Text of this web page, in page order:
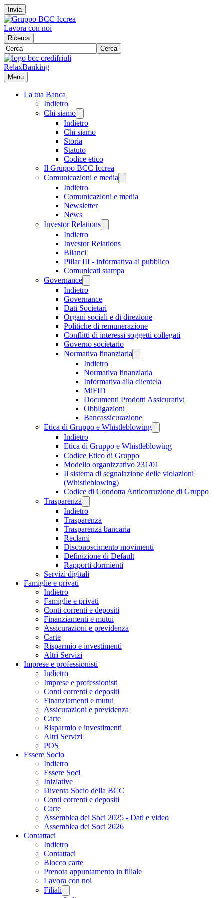
Invia
Lavora con noi
Ricerca
Cerca
RelaxBanking
Menu
La tua Banca
Indietro
Chi siamo
Indietro
Chi siamo
Storia
Statuto
Codice etico
Il Gruppo BCC Iccrea
Comunicazioni e media
Indietro
Comunicazioni e media
Newsletter
News
Investor Relations
Indietro
Investor Relations
Bilanci
Pillar III - informativa al pubblico
Comunicati stampa
Governance
Indietro
Governance
Dati Societari
Organi sociali e di direzione
Politiche di remunerazione
Conflitti di interessi soggetti collegati
Governo societario
Normativa finanziaria
Indietro
Normativa finanziaria
Informativa alla clientela
MiFID
Documenti Prodotti Assicurativi
Obbligazioni
Bancassicurazione
Etica di Gruppo e Whistleblowing
Indietro
Etica di Gruppo e Whistleblowing
Codice Etico di Gruppo
Modello organizzativo 231/01
Il sistema di segnalazione delle violazioni
(Whistleblowing)
Codice di Condotta Anticorruzione di Gruppo
Trasparenza
Indietro
Trasparenza
Trasparenza bancaria
Reclami
Disconoscimento movimenti
Definizione di Default
Rapporti dormienti
Servizi digitali
Famiglie e privati
Indietro
Famiglie e privati
Conti correnti e depositi
Finanziamenti e mutui
Assicurazioni e previdenza
Carte
Risparmio e investimenti
Altri Servizi
Imprese e professionisti
Indietro
Imprese e professionisti
Conti correnti e depositi
Finanziamenti e mutui
Assicurazioni e previdenza
Carte
Risparmio e investimenti
Altri Servizi
POS
Essere Socio
Indietro
Essere Soci
Iniziative
Diventa Socio della BCC
Conti correnti e depositi
Carte
Assemblea dei Soci 2025 - Dati e video
Assemblea dei Soci 2026
Contattaci
Indietro
Contattaci
Blocco carte
Prenota appuntamento in filiale
Lavora con noi
Filiali